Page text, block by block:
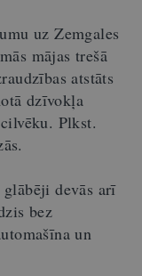
uz Zemgales
mājas trešā
atstāts
dzīvokļa
Plkst.
devās arī
bez
un